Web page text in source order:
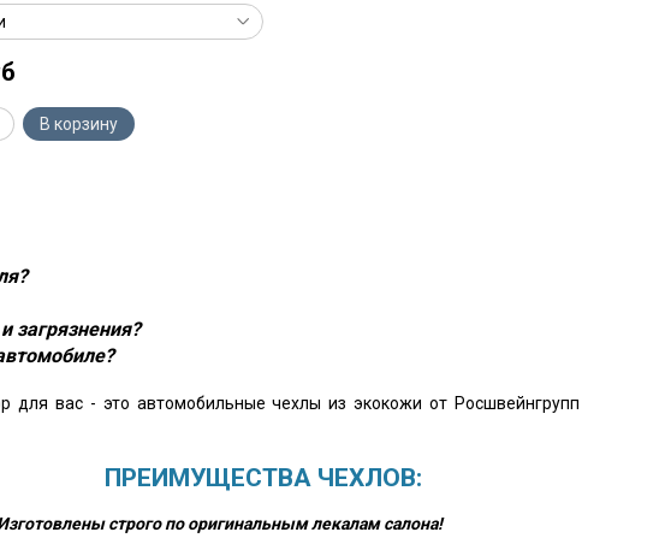
В корзину
загрязнения?
для вас - это автомобильные чехлы из экокожи от Росшвейнгрупп
ПРЕИМУЩЕСТВА ЧЕХЛОВ:
строго по оригинальным лекалам салона!